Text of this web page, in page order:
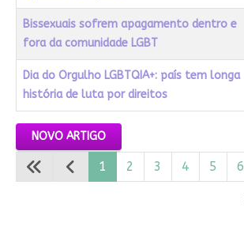
Bissexuais sofrem apagamento dentro e
fora da comunidade LGBT
Dia do Orgulho LGBTQIA+: país tem longa
história de luta por direitos
NOVO ARTIGO
1 2 3 4 5 6